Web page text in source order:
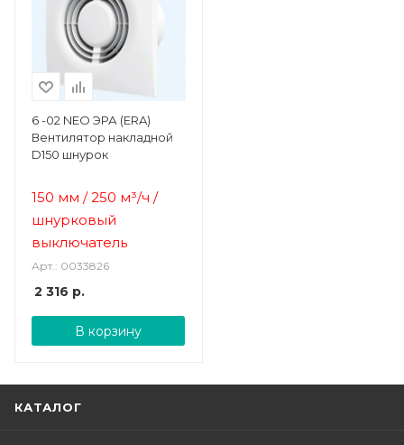
6 -02 NEO ЭРА (ERA)
Вентилятор накладной
D150 шнурок
150 мм / 250 м³/ч /
шнурковый
выключатель
Арт.: 0033826
2 316 р.
В корзину
КАТАЛОГ